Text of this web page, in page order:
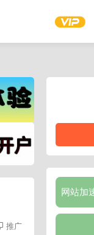
推广
网站加